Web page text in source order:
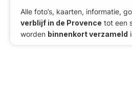
Alle foto’s, kaarten, informatie,
verblijf in de Provence tot een
worden binnenkort verzameld